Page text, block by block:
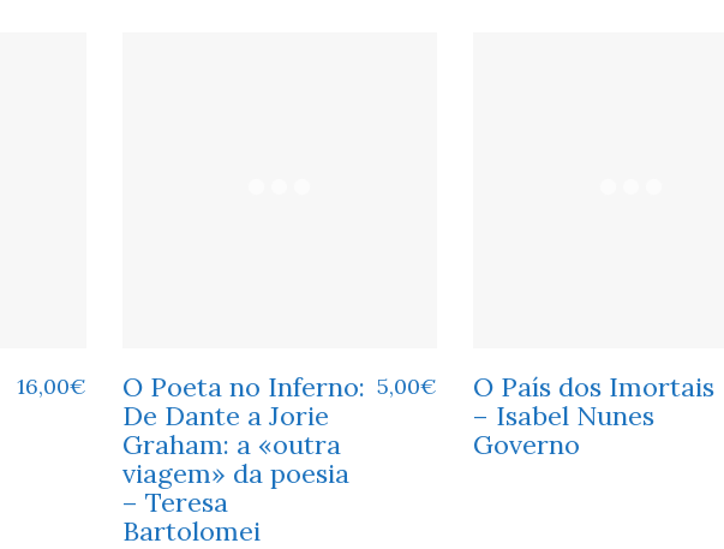
16,00€
O Poeta no Inferno:
De Dante a Jorie
Graham: a «outra
viagem» da poesia
– Teresa
Bartolomei
5,00€
O País dos Imortais
– Isabel Nunes
Governo